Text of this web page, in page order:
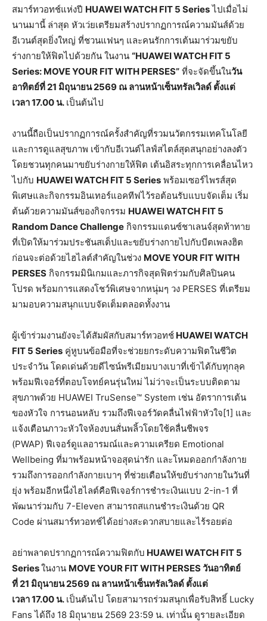
สมาร์ทวอทช์แห่งปี HUAWEI WATCH FIT 5 Seriesไปเมื่อไม่
นานมานี้ ล่าสุด หัวเว่ยเตรียมสร้างปรากฏการณ์ความมันส์ด้วย
อีเวนต์สุดยิ่งใหญ่ ที่ชวนแฟนๆ และคนรักการเต้นมาร่วมขยับ
ร่างกายให้ฟิตไปด้วยกัน ในงาน “HUAWEI WATCH FIT 5
Series: MOVE YOUR FIT WITH PERSES” ที่จะจัดขึ้นในวัน
อาทิตย์ที่21 มิถุนายน 2569 ณ ลานหน้าเซ็นทรัลเวิลด์ ตั้งแต่
เวลา 17.00 น. เป็นต้นไป
งานนี้ถือเป็นปรากฏการณ์ครั้งสำคัญที่รวมนวัตกรรมเทคโนโลยี
และการดูแลสุขภาพ เข้ากับอีเวนต์ไลฟ์สไตล์สุดสนุกอย่างลงตัว
โดยชวนทุกคนมาขยับร่างกายให้ฟิต เต้นอิสระทุกการเคลื่อนไหว
ไปกับ HUAWEI WATCH FIT 5 Series พร้อมเซอร์ไพรส์สุด
พิเศษและกิจกรรมอินเทอร์แอคทีฟไว้รอต้อนรับแบบจัดเต็ม เริ่ม
ต้นด้วยความมันส์ของกิจกรรม HUAWEI WATCH FIT 5
Random Dance Challenge กิจกรรมแดนซ์ชาเลนจ์สุดท้าทาย
ที่เปิดให้มาร่วมประชันสเต็ปและขยับร่างกายไปกับบีตเพลงฮิต
ก่อนจะต่อด้วยไฮไลต์สำคัญในช่วง MOVE YOUR FIT WITH
PERSES กิจกรรมมินิเกมและภารกิจสุดฟิตร่วมกับศิลปินคน
โปรด พร้อมการแสดงโชว์พิเศษจากหนุ่มๆ วง PERSES ที่เตรียม
มามอบความสนุกแบบจัดเต็มตลอดทั้งงาน
ผู้เข้าร่วมงานยังจะได้สัมผัสกับสมาร์ทวอทช์ HUAWEI WATCH
FIT 5 Series คู่หูบนข้อมือที่จะช่วยยกระดับความฟิตในชีวิต
ประจำวัน โดดเด่นด้วยดีไซน์พรีเมียมบางเบาที่เข้าได้กับทุกลุค
พร้อมฟีเจอร์ที่ตอบโจทย์คนรุ่นใหม่ ไม่ว่าจะเป็นระบบติดตาม
สุขภาพด้วย HUAWEI TruSense™ System เช่น อัตราการเต้น
ของหัวใจ การนอนหลับ รวมถึงฟีเจอร์วัดคลื่นไฟฟ้าหัวใจ[1] และ
แจ้งเตือนภาวะหัวใจห้องบนสั่นพลิ้วโดยใช้คลื่นชีพจร
(PWAP) ฟีเจอร์ดูแลอารมณ์และความเครียด Emotional
Wellbeing ที่มาพร้อมหน้าจอสุดน่ารัก และโหมดออกกำลังกาย
รวมถึงการออกกำลังกายเบาๆ ที่ช่วยเตือนให้ขยับร่างกายในวันที่
ยุ่ง พร้อมอีกหนึ่งไฮไลต์คือฟีเจอร์การชำระเงินแบบ 2-in-1 ที่
พัฒนาร่วมกับ 7-Eleven สามารถสแกนชำระเงินด้วย QR
Code ผ่านสมาร์ทวอทช์ได้อย่างสะดวกสบายและไร้รอยต่อ
อย่าพลาดปรากฏการณ์ความฟิตกับ HUAWEI WATCH FIT 5
Seriesในงาน MOVE YOUR FIT WITH PERSES วันอาทิตย์
ที่ 21 มิถุนายน 2569 ณ ลานหน้าเซ็นทรัลเวิลด์ ตั้งแต่
เวลา 17.00 น. เป็นต้นไป โดยสามารถร่วมสนุกเพื่อรับสิทธิ์ Lucky
Fans ได้ถึง 18 มิถุนายน 2569 23:59 น. เท่านั้น ดูรายละเอียด